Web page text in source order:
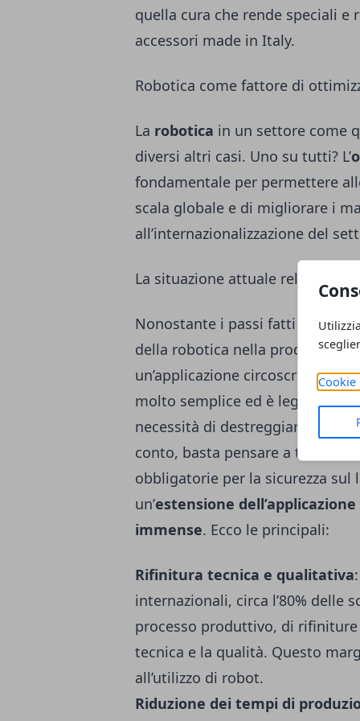
Cookie
quella cura che rende speciali
accessori made in Italy.
Robotica come fattore di
La robotica in un settore come
diversi altri casi. Uno su tutti? L’
fondamentale per permettere
scala globale e di migliorare i
all’internazionalizzazione del
La situazione attuale relativa alla
Nonostante i passi fatti negli
della robotica nella produzione
un’applicazione circoscritta
molto semplice ed è legato al
necessità di destreggiarsi fra
conto, basta pensare a tutto
obbligatorie per la sicurezza sul
un’estensione
immense. Ecco le principali:
Rifinitura tecnica e qualitativa
internazionali, circa l’80% delle
processo produttivo, di rifiniture
tecnica e la qualità. Questo
all’utilizzo di robot.
Riduzione dei tempi di